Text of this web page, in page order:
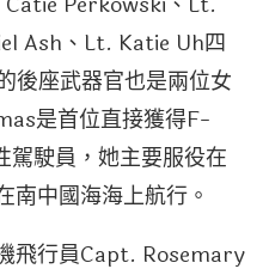
Ash、Lt. Katie Uh四
後座武器官也是兩位女
是首位直接獲得F-
駕駛員，她主要服役在
南中國海海上航行。
飛行員Capt. Rosemary